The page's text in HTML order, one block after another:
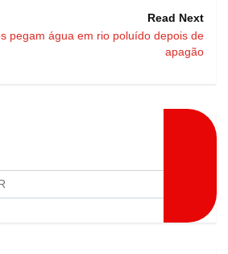
Read Next
pegam água em rio poluído depois de
apagão